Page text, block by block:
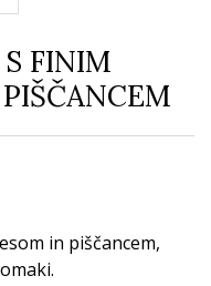
FINIM
in piščancem,